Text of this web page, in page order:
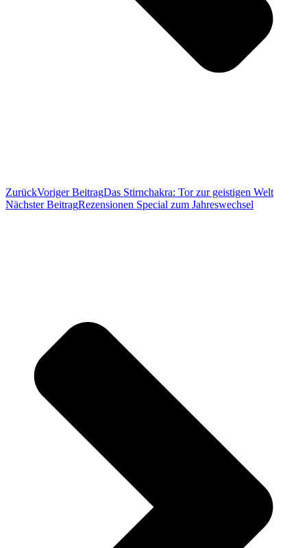
ZurückVoriger BeitragDas Stirnchakra: Tor zur geistigen Welt
Nächster BeitragRezensionen Special zum Jahreswechsel